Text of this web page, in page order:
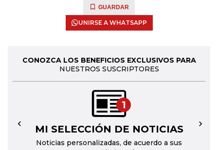
GUARDAR
UNIRSE A WHATSAPP
CONOZCA LOS BENEFICIOS EXCLUSIVOS PARA
NUESTROS SUSCRIPTORES
1
MI SELECCIÓN DE NOTICIAS
Noticias personalizadas, de acuerdo a sus
← →